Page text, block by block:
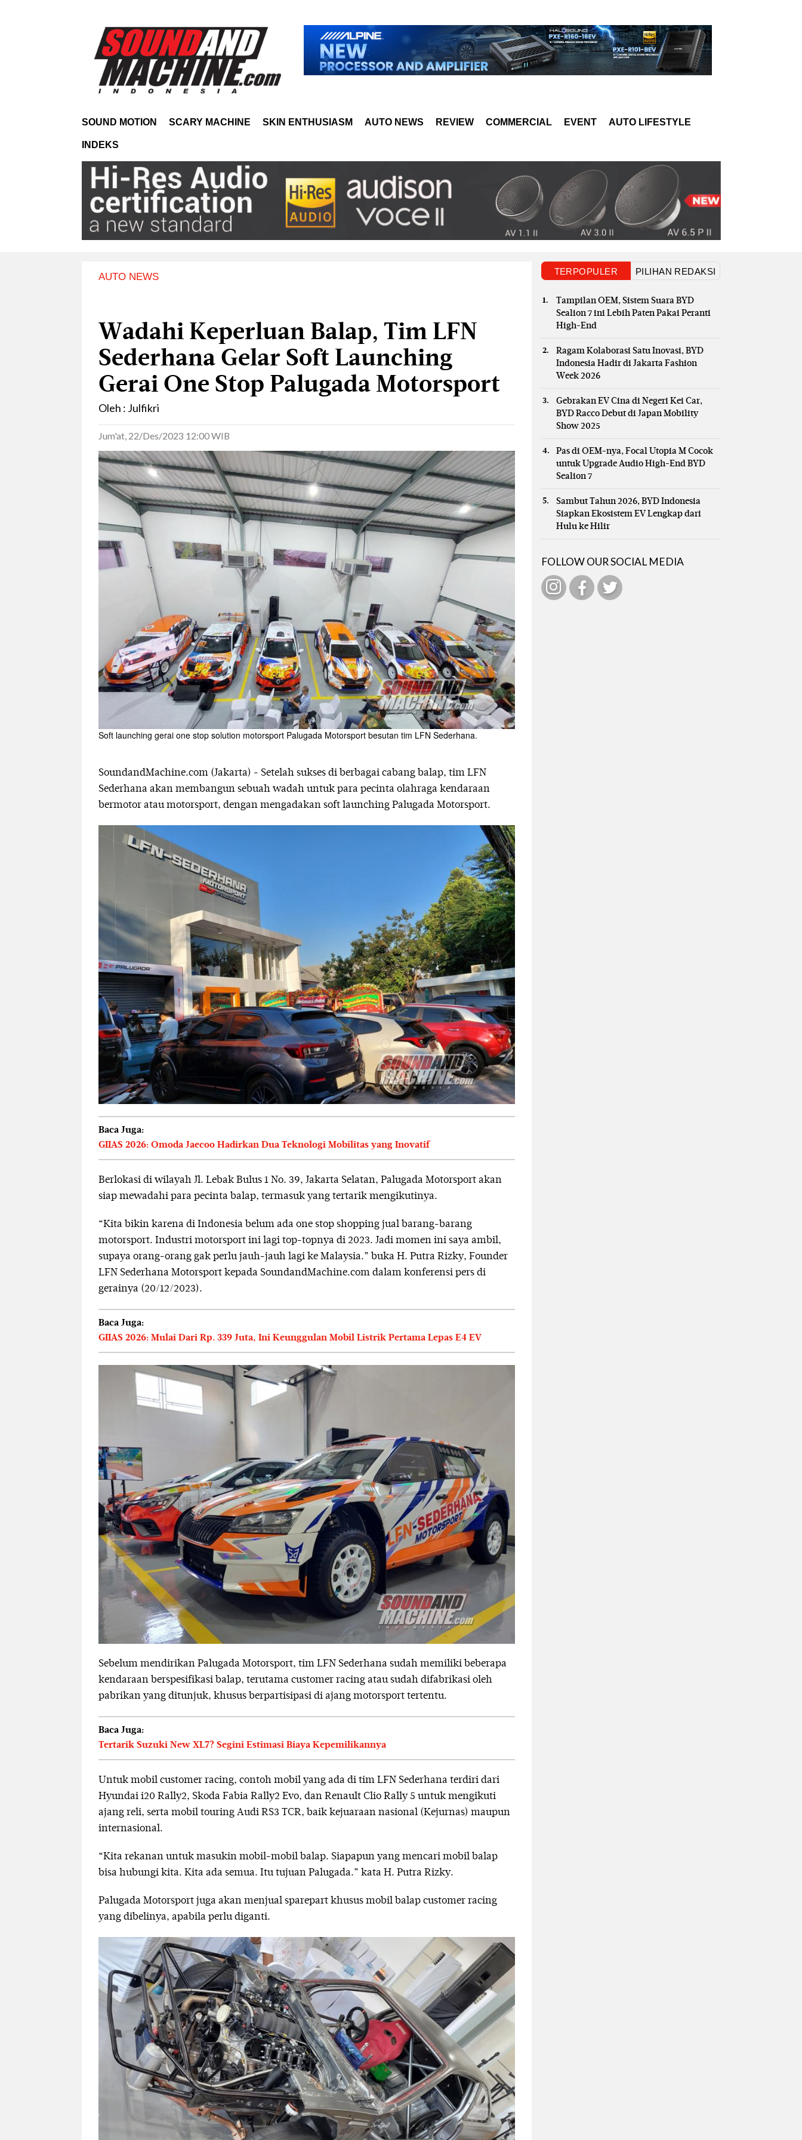
SOUND MOTION SCARY MACHINE SKIN ENTHUSIASM AUTO NEWS REVIEW COMMERCIAL EVENT AUTO LIFESTYLE
INDEKS
AUTO NEWS
Wadahi Keperluan Balap, Tim LFN
Sederhana Gelar Soft Launching
Gerai One Stop Palugada Motorsport
Oleh : Julfikri
Jum'at, 22/Des/2023 12:00 WIB
Soft launching gerai one stop solution motorsport Palugada Motorsport besutan tim LFN Sederhana.
SoundandMachine.com (Jakarta) - Setelah sukses di berbagai cabang balap, tim LFN
Sederhana akan membangun sebuah wadah untuk para pecinta olahraga kendaraan
bermotor atau motorsport, dengan mengadakan soft launching Palugada Motorsport.
Baca Juga:
GIIAS 2026: Omoda Jaecoo Hadirkan Dua Teknologi Mobilitas yang Inovatif
Berlokasi di wilayah Jl. Lebak Bulus 1 No. 39, Jakarta Selatan, Palugada Motorsport akan
siap mewadahi para pecinta balap, termasuk yang tertarik mengikutinya.
“Kita bikin karena di Indonesia belum ada one stop shopping jual barang-barang
motorsport. Industri motorsport ini lagi top-topnya di 2023. Jadi momen ini saya ambil,
supaya orang-orang gak perlu jauh-jauh lagi ke Malaysia.” buka H. Putra Rizky, Founder
LFN Sederhana Motorsport kepada SoundandMachine.com dalam konferensi pers di
gerainya (20/12/2023).
Baca Juga:
GIIAS 2026: Mulai Dari Rp. 339 Juta, Ini Keunggulan Mobil Listrik Pertama Lepas E4 EV
Sebelum mendirikan Palugada Motorsport, tim LFN Sederhana sudah memiliki beberapa
kendaraan berspesifikasi balap, terutama customer racing atau sudah difabrikasi oleh
pabrikan yang ditunjuk, khusus berpartisipasi di ajang motorsport tertentu.
Baca Juga:
Tertarik Suzuki New XL7? Segini Estimasi Biaya Kepemilikannya
Untuk mobil customer racing, contoh mobil yang ada di tim LFN Sederhana terdiri dari
Hyundai i20 Rally2, Skoda Fabia Rally2 Evo, dan Renault Clio Rally 5 untuk mengikuti
ajang reli, serta mobil touring Audi RS3 TCR, baik kejuaraan nasional (Kejurnas) maupun
internasional.
“Kita rekanan untuk masukin mobil-mobil balap. Siapapun yang mencari mobil balap
bisa hubungi kita. Kita ada semua. Itu tujuan Palugada.” kata H. Putra Rizky.
Palugada Motorsport juga akan menjual sparepart khusus mobil balap customer racing
yang dibelinya, apabila perlu diganti.
TERPOPULER PILIHAN REDAKSI
Tampilan OEM, Sistem Suara BYD
Sealion 7 ini Lebih Paten Pakai Peranti
High-End
Ragam Kolaborasi Satu Inovasi, BYD
Indonesia Hadir di Jakarta Fashion
Week 2026
Gebrakan EV Cina di Negeri Kei Car,
BYD Racco Debut di Japan Mobility
Show 2025
Pas di OEM-nya, Focal Utopia M Cocok
untuk Upgrade Audio High-End BYD
Sealion 7
Sambut Tahun 2026, BYD Indonesia
Siapkan Ekosistem EV Lengkap dari
Hulu ke Hilir
FOLLOW OUR SOCIAL MEDIA